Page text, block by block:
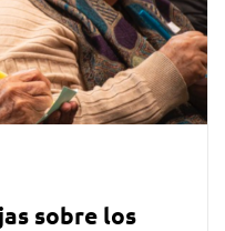
sobre los